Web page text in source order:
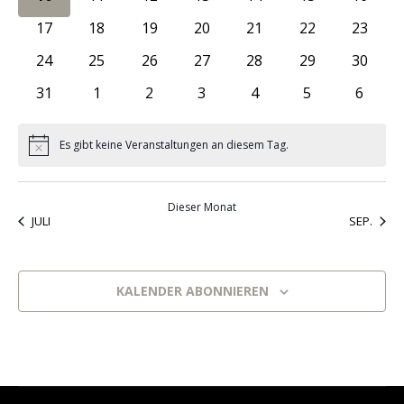
0 Veranstaltungen
17 0 Veranstaltungen
18 0 Veranstaltungen
19 0 Veranstaltungen
20 0 Veranstaltungen
21 0
22 0
23
0 Veranstaltungen
24 0 Veranstaltungen
25 0 Veranstaltungen
26 0 Veranstaltungen
27 0 Veranstaltungen
28 0
29 0
30
0 Veranstaltungen
31 0 Veranstaltungen
1 0 Veranstaltungen
2 0 Veranstaltungen
3 0 Veranstaltungen
4 0
5 0
6
HinweisEs gibt keine Veranstaltungen an diesem Tag.
JULI
Dieser Monat
SEP.
KALENDER ABONNIEREN